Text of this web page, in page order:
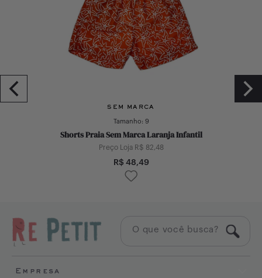
SEM MARCA
Tamanho: 9
Shorts Praia Sem Marca Laranja Infantil
Preço Loja R$ 82,48
R$ 48,49
Empresa